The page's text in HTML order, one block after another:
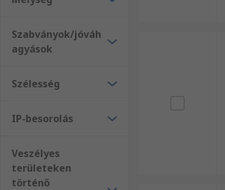
Szabványok/jóváh
agyások
Szélesség
IP-besorolás
Veszélyes
területeken
történő